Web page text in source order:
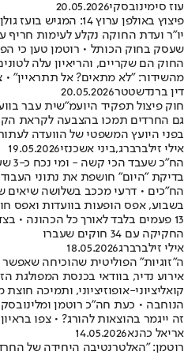
עוז סימינובסקי20.05.2026
פיצוץ באולפן ערוץ 14: המגיש בועז גולן הוריד את שמחה רוטמן מהשידור
יו"ר ועדת החוקה נקלע לעימות חריף
שעסק בחוק הכותל • רוטמן טען כי
החוק הם שקריים, והריאיון עלה
מהשידור: "לא מתאים? אל תתראיין" •
דין ברנדשטטר20.05.2026
חוק פיצול תפקיד היועמ"שית עבר
גם החרדים תמכו בהצבעה לקראת
בפני היועץ המשפטי של הוועדה
אילי זילברברג,ביני אשכנזי19.05.2026
הח"כ שעבד הכי קשה - ומי נכח כ-3 שעות בשבוע? | שיאני הכנסת ה-25
בדיקת "היום" חושפת את נתוני
בשבוע, אפס הופעות בוועדות ואפס
13 פעמים בלבד לאורך כל הכהונה •
החקיקה עם 34 חוקים שעברו
אילי זילברברג18.05.2026
ה"זוגיות" הפוליטית שהוכיחה
אירוע נדיר, בוודאי בכנסת המפולגת
קואליציוני-אופוזיציוני, ותמיכה
הנוחבה • כעת חה"כ רוטמן
זה ייגמר בהוצאות להורג? • צפו בראיון
אריאל כהנא14.05.2026
רוטמן: "האלטרנטיבה היחידה של